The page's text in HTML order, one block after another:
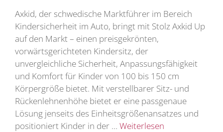
Axkid, der schwedische Marktführer im Bereich
Kindersicherheit im Auto, bringt mit Stolz Axkid Up
auf den Markt – einen preisgekrönten,
vorwärtsgerichteten Kindersitz, der
unvergleichliche Sicherheit, Anpassungsfähigkeit
und Komfort für Kinder von 100 bis 150 cm
Körpergröße bietet. Mit verstellbarer Sitz- und
Rückenlehnenhöhe bietet er eine passgenaue
Lösung jenseits des Einheitsgrößenansatzes und
positioniert Kinder in der … Weiterlesen